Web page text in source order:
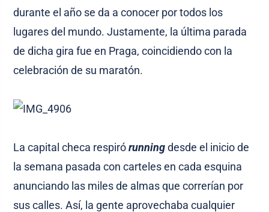
durante el año se da a conocer por todos los
lugares del mundo. Justamente, la última parada
de dicha gira fue en Praga, coincidiendo con la
celebración de su maratón.
La capital checa respirórunningdesde el inicio de
la semana pasada con carteles en cada esquina
anunciando las miles de almas que correrían por
sus calles. Así, la gente aprovechaba cualquier